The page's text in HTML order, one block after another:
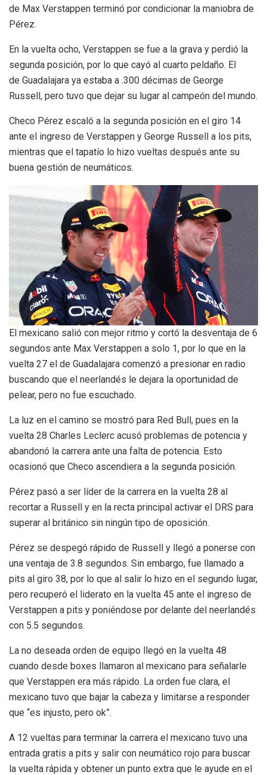
de Max Verstappen terminó por condicionar la maniobra de
Pérez.
En la vuelta ocho, Verstappen se fue a la grava y perdió la
segunda posición, por lo que cayó al cuarto peldaño. El
de Guadalajara ya estaba a .300 décimas de George
Russell, pero tuvo que dejar su lugar al campeón del mundo.
Checo Pérez escaló a la segunda posición en el giro 14
ante el ingreso de Verstappen y George Russell a los pits,
mientras que el tapatío lo hizo vueltas después ante su
buena gestión de neumáticos.
El mexicano salió con mejor ritmo y cortó la desventaja de 6
segundos ante Max Verstappen a solo 1, por lo que en la
vuelta 27 el de Guadalajara comenzó a presionar en radio
buscando que el neerlandés le dejara la oportunidad de
pelear, pero no fue escuchado.
La luz en el camino se mostró para Red Bull, pues en la
vuelta 28 Charles Leclerc acusó problemas de potencia y
abandonó la carrera ante una falta de potencia. Esto
ocasionó que Checo ascendiera a la segunda posición.
Pérez pasó a ser líder de la carrera en la vuelta 28 al
recortar a Russell y en la recta principal activar el DRS para
superar al británico sin ningún tipo de oposición.
Pérez se despegó rápido de Russell y llegó a ponerse con
una ventaja de 3.8 segundos. Sin embargo, fue llamado a
pits al giro 38, por lo que al salir lo hizo en el segundo lugar,
pero recuperó el liderato en la vuelta 45 ante el ingreso de
Verstappen a pits y poniéndose por delante del neerlandés
con 5.5 segundos.
La no deseada orden de equipo llegó en la vuelta 48
cuando desde boxes llamaron al mexicano para señalarle
que Verstappen era más rápido. La orden fue clara, el
mexicano tuvo que bajar la cabeza y limitarse a responder
que “es injusto, pero ok”.
A 12 vueltas para terminar la carrera el mexicano tuvo una
entrada gratis a pits y salir con neumático rojo para buscar
la vuelta rápida y obtener un punto extra que le ayude en el